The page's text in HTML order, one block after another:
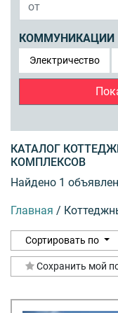
КОММУНИКАЦИИ
Электричество
КАТАЛОГ
КОМПЛЕКСОВ
Найдено 1
Главная /
Сортировать по
Сохранить мой